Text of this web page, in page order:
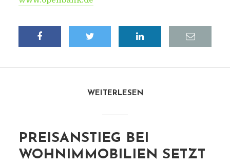
WEITERLESEN
PREISANSTIEG BEI
WOHNIMMOBILIEN SETZT